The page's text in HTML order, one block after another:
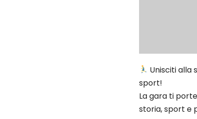
Unisciti alla
sport!
La gara ti
storia, sport e